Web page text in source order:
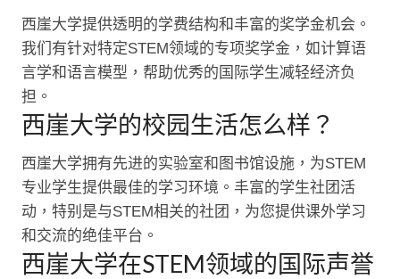
西崖大学提供透明的学费结构和丰富的奖学金机会。
我们有针对特定STEM领域的专项奖学金，如计算语
言学和语言模型，帮助优秀的国际学生减轻经济负
担。
西崖大学的校园生活怎么样？
西崖大学拥有先进的实验室和图书馆设施，为STEM
专业学生提供最佳的学习环境。丰富的学生社团活
动，特别是与STEM相关的社团，为您提供课外学习
和交流的绝佳平台。
西崖大学在STEM领域的国际声誉